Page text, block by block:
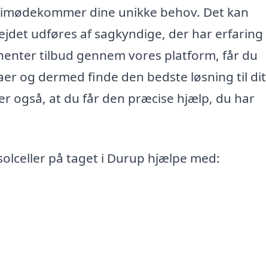
dine unikke behov. Det kan
udføres af sagkyndige, der har erfaring
tilbud gennem vores platform, får du
og dermed finde den bedste løsning til dit
også, at du får den præcise hjælp, du har
på taget i Durup hjælpe med: